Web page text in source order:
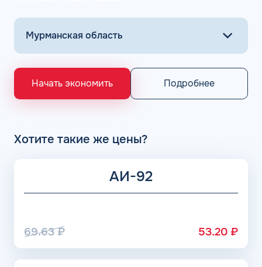
Основными поставщиками для АЗС Flash являются
выпускающие лучшее топливо в стране экологического
класса Евро 5: ООО «Газпром добыча Астрахань» ПАО
«Газпром», Рязанский НПЗ, Саратовский НПЗ, Уфимский
НПЗ группы Роснефть. АЗС Flash и АГЗС компании
Начать экономить Подробнее
Хотите такие же цены?
АИ-92
69.63₽ 53.20 ₽